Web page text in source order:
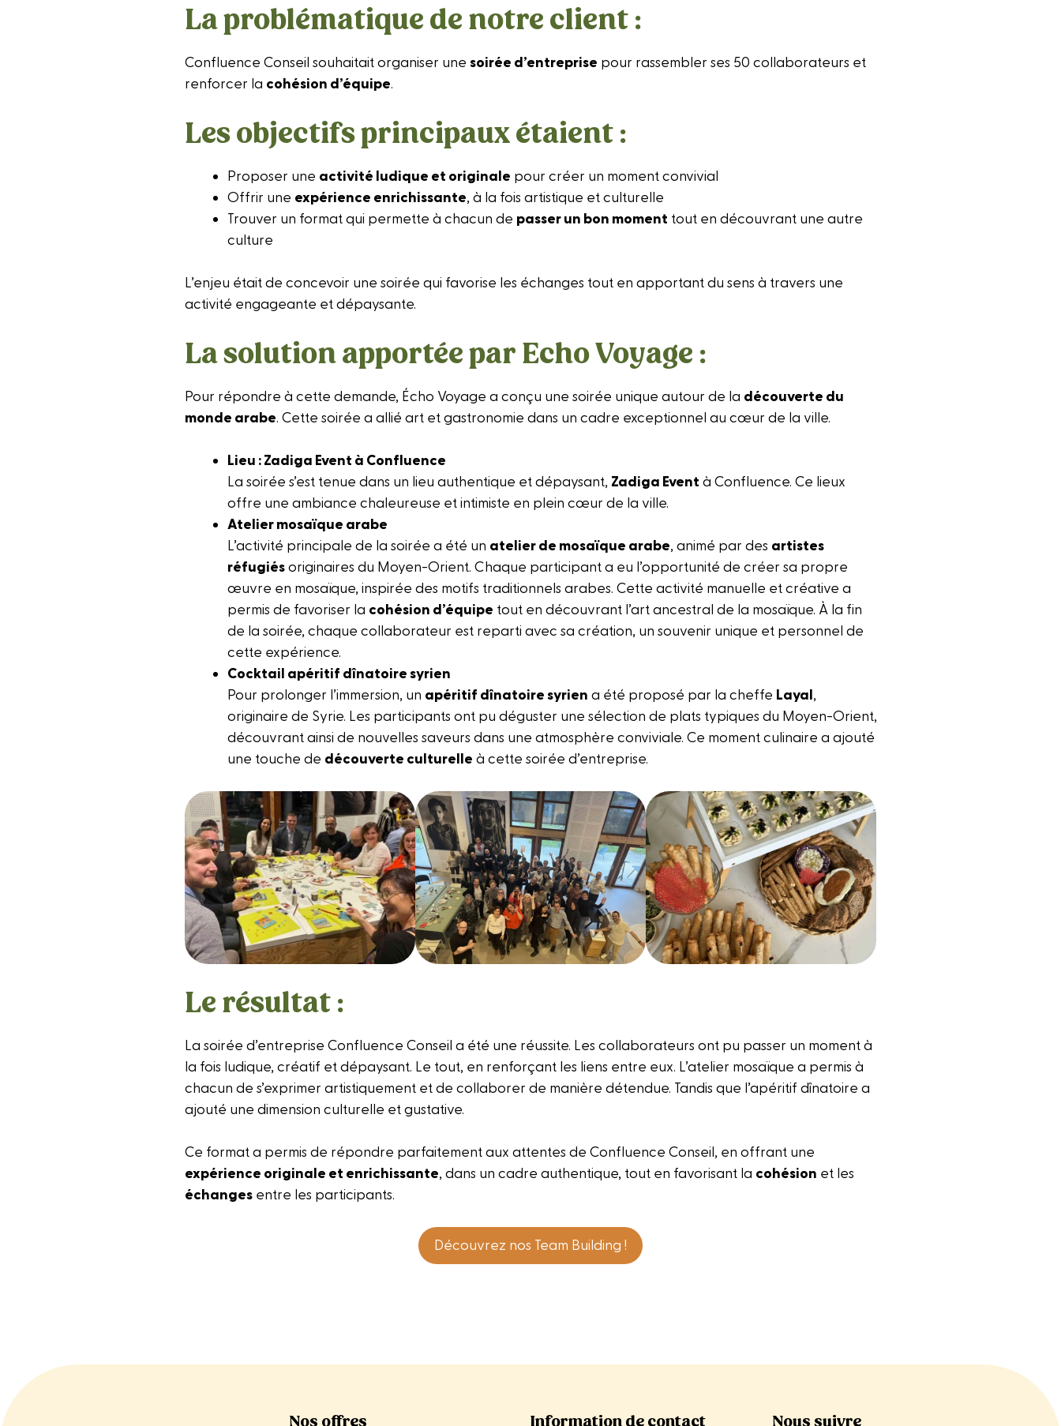
La problématique de notre client :
Confluence Conseil souhaitait organiser une soirée d’entreprise pour rassembler ses 50 collaborateurs et
renforcer la cohésion d’équipe.
Les objectifs principaux étaient :
Proposer une activité ludique et originale pour créer un moment convivial
Offrir une expérience enrichissante, à la fois artistique et culturelle
Trouver un format qui permette à chacun de passer un bon moment tout en découvrant une autre
culture
L’enjeu était de concevoir une soirée qui favorise les échanges tout en apportant du sens à travers une
activité engageante et dépaysante.
La solution apportée par Echo Voyage :
Pour répondre à cette demande, Écho Voyage a conçu une soirée unique autour de la découverte du
monde arabe. Cette soirée a allié art et gastronomie dans un cadre exceptionnel au cœur de la ville.
Lieu : Zadiga Event à Confluence
La soirée s’est tenue dans un lieu authentique et dépaysant, Zadiga Event à Confluence. Ce lieux
offre une ambiance chaleureuse et intimiste en plein cœur de la ville.
Atelier mosaïque arabe
L’activité principale de la soirée a été un atelier de mosaïque arabe, animé par des artistes
réfugiésoriginaires du Moyen-Orient. Chaque participant a eu l’opportunité de créer sa propre
œuvre en mosaïque, inspirée des motifs traditionnels arabes. Cette activité manuelle et créative a
permis de favoriser la cohésion d’équipe tout en découvrant l’art ancestral de la mosaïque. À la fin
de la soirée, chaque collaborateur est reparti avec sa création, un souvenir unique et personnel de
cette expérience.
Cocktail apéritif dînatoire syrien
Pour prolonger l’immersion, un apéritif dînatoire syrien a été proposé par la cheffe Layal,
originaire de Syrie. Les participants ont pu déguster une sélection de plats typiques du Moyen-Orient,
découvrant ainsi de nouvelles saveurs dans une atmosphère conviviale. Ce moment culinaire a ajouté
une touche de découverte culturelle à cette soirée d’entreprise.
Le résultat :
La soirée d’entreprise Confluence Conseil a été une réussite. Les collaborateurs ont pu passer un moment à
la fois ludique, créatif et dépaysant. Le tout, en renforçant les liens entre eux. L’atelier mosaïque a permis à
chacun de s’exprimer artistiquement et de collaborer de manière détendue. Tandis que l’apéritif dînatoire a
ajouté une dimension culturelle et gustative.
Ce format a permis de répondre parfaitement aux attentes de Confluence Conseil, en offrant une
expérience originale et enrichissante, dans un cadre authentique, tout en favorisant la cohésion et les
échangesentre les participants.
Découvrez nos Team Building !
Nos offres Information de contact Nous suivre